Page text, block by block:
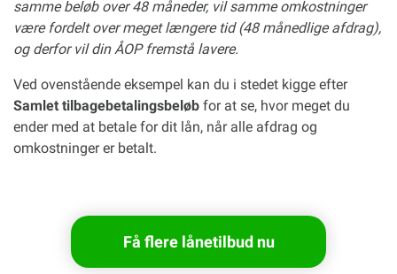
samme beløb over 48 måneder, vil samme omkostninger
være fordelt over meget længere tid (48 månedlige afdrag),
og derfor vil din ÅOP fremstå lavere.
Ved ovenstående eksempel kan du i stedet kigge efter
Samlet tilbagebetalingsbeløb for at se, hvor meget du
ender med at betale for dit lån, når alle afdrag og
omkostninger er betalt.
Få flere lånetilbud nu